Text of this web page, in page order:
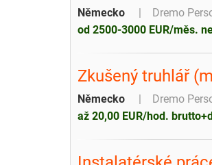
Německo
Dremo
od 2500-3000 EUR/měs.
Zkušený truhlář
Německo
Dremo
až 20,00 EUR/hod.